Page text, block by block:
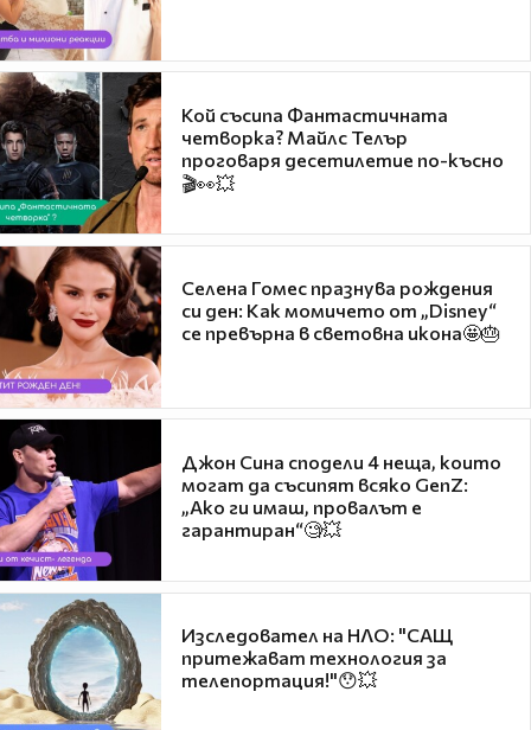
Кой съсипа Фантастичната
четворка? Майлс Телър
проговаря десетилетие по-късно
🎬👀💥
Селена Гомес празнува рождения
си ден: Как момичето от „Disney“
се превърна в световна икона🤩🎂
Джон Сина сподели 4 неща, които
могат да съсипят всяко GenZ:
„Ако ги имаш, провалът е
гарантиран“🧐💥
Изследовател на НЛО: "САЩ
притежават технология за
телепортация!"😯💥